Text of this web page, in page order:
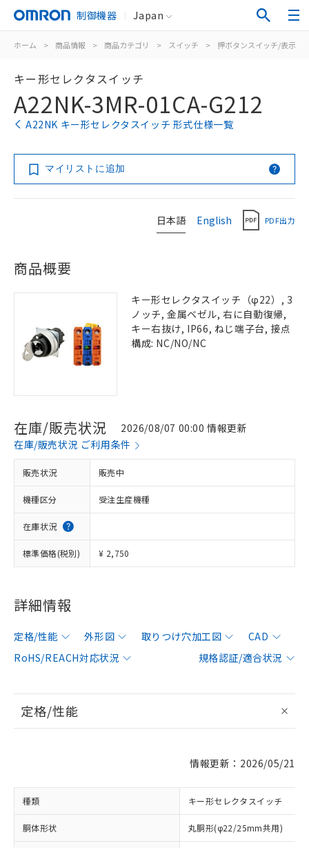
制御機器 Japan
ホーム > 商品情報 > 商品カテゴリ > スイッチ > 押ボタンスイッチ/表示灯
キー形セレクタスイッチ
A22NK-3MR-01CA-G212
A22NK キー形セレクタスイッチ 形式仕様一覧
マイリストに追加
日本語 English PDF出力
商品概要
キー形セレクタスイッチ（φ22）, 3
ノッチ, 金属ベゼル, 右に自動復帰,
キー右抜け, IP66, ねじ端子台, 接点
構成: NC/NO/NC
在庫/販売状況
2026/08/07 00:00 情報更新
在庫/販売状況 ご利用条件
販売状況 販売中
機種区分 受注生産機種
在庫状況
標準価格(税別) ¥ 2,750
詳細情報
定格/性能 外形図 取りつけ穴加工図
CAD
RoHS/REACH対応状況
規格認証/適合状況
定格/性能
情報更新：2026/05/21
種類 キー形セレクタスイッチ
胴体形状 丸胴形(φ22/25mm共用)